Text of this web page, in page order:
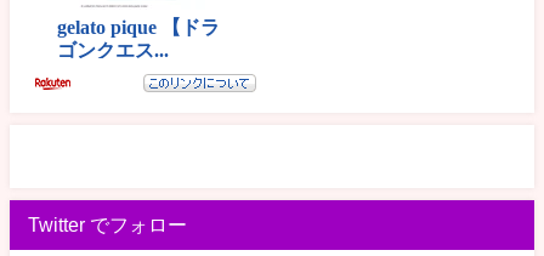
Twitter でフォロー